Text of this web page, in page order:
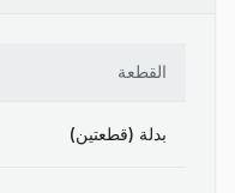
القطعة
بدلة (قطعتين)